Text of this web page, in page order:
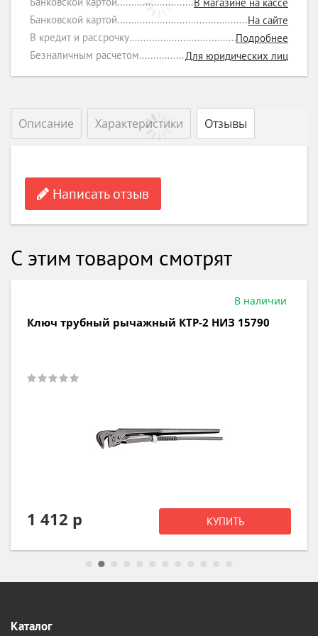
Банковской картой
На сайте
В кредит и рассрочку
Подробнее
Безналичным расчетом
Для юридических лиц
Описание Характеристики Отзывы
Написать отзыв
С этим товаром смотрят
В наличии
Ключ трубный рычажный КТР-2 НИЗ 15790
1 412 р КУПИТЬ
Каталог